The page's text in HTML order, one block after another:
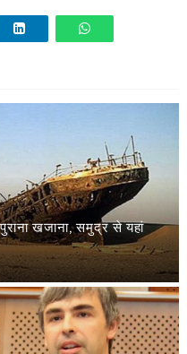
खजाना, समुद्र से यहां